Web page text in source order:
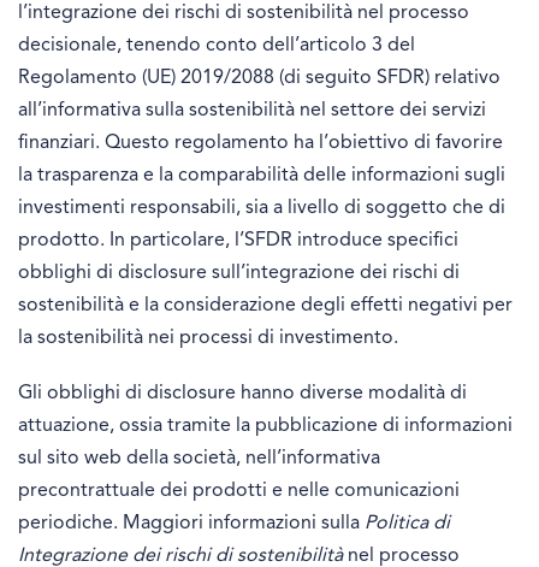
l’integrazione dei rischi di sostenibilità nel processo
decisionale, tenendo conto dell’articolo 3 del
Regolamento (UE) 2019/2088 (di seguito SFDR) relativo
all’informativa sulla sostenibilità nel settore dei servizi
finanziari. Questo regolamento ha l’obiettivo di favorire
la trasparenza e la comparabilità delle informazioni sugli
investimenti responsabili, sia a livello di soggetto che di
prodotto. In particolare, l’SFDR introduce specifici
obblighi di disclosure sull’integrazione dei rischi di
sostenibilità e la considerazione degli effetti negativi per
la sostenibilità nei processi di investimento.
Gli obblighi di disclosure hanno diverse modalità di
attuazione, ossia tramite la pubblicazione di informazioni
sul sito web della società, nell’informativa
precontrattuale dei prodotti e nelle comunicazioni
periodiche. Maggiori informazioni sulla Politica di
Integrazione dei rischi di sostenibilitànel processo